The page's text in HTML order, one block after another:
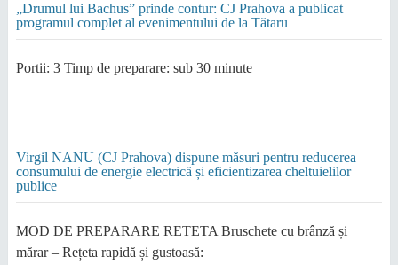
„Drumul lui Bachus” prinde contur: CJ Prahova a publicat
programul complet al evenimentului de la Tătaru
Portii: 3 Timp de preparare: sub 30 minute
Virgil NANU (CJ Prahova) dispune măsuri pentru reducerea
consumului de energie electrică și eficientizarea cheltuielilor
publice
MOD DE PREPARARE RETETA Bruschete cu brânză și
mărar – Rețeta rapidă și gustoasă: